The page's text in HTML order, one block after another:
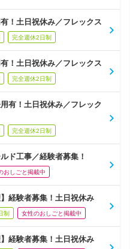
！土日祝休み／フレックス
完全週休2日制
！土日祝休み／フレックス
完全週休2日制
有！土日祝休み／フレック
完全週休2日制
ド工事／経験者募集！
おしごと掲載中
経験者募集！土日祝休み
制 女性のおしごと掲載中
経験者募集！土日祝休み